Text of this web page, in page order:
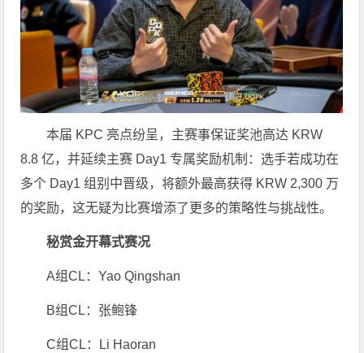
本届 KPC 亮点纷呈，主赛事保证奖池高达 KRW
8.8 亿，并延续主赛 Day1 专属奖励机制：选手若成功在
多个 Day1 组别中晋级，将额外最高获得 KRW 2,300 万
的奖励，这无疑为比赛增添了更多的策略性与挑战性。
秘赏金开幕式赛况
A组CL：Yao Qingshan
B组CL：张鲍锋
C组CL：Li Haoran